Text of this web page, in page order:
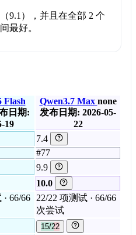
9.1），并且在全部 2 个
最好。
Flash
日期:
19
Qwen3.7 Max none
发布日期: 2026-05-
22
7.4
#77
9.9
10.0
· 66/66
22/22 项测试 · 66/66
次尝试
15/22